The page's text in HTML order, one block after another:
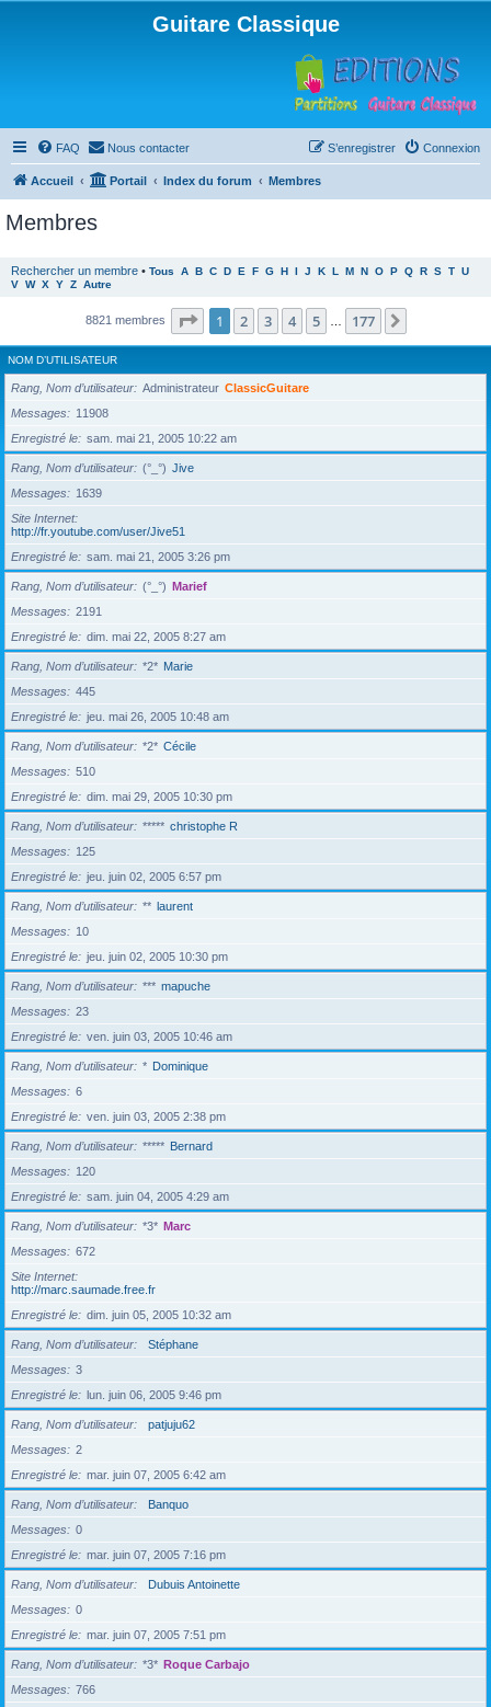
Guitare Classique
FAQ Nous contacter Connexion
S’enregistrer
Accueil Portail Index du forum Membres
Membres
Rechercher un membre • Tous A B C D E F G H I J K L M N O P Q R S T U
V W X Y Z Autre
8821 membres Page 1sur177
1 2 3 4 5 177
NOM D’UTILISATEUR
Rang, Nom d’utilisateur Administrateur ClassicGuitare
Messages
11908
Enregistré le
sam. mai 21, 2005 10:22 am
Rang, Nom d’utilisateur (°_°) Jive
Messages
1639
Site Internet
http://fr.youtube.com/user/Jive51
Enregistré le
sam. mai 21, 2005 3:26 pm
Rang, Nom d’utilisateur (°_°) Marief
Messages
2191
Enregistré le
dim. mai 22, 2005 8:27 am
Rang, Nom d’utilisateur *2* Marie
Messages
445
Enregistré le
jeu. mai 26, 2005 10:48 am
Rang, Nom d’utilisateur *2* Cécile
Messages
510
Enregistré le
dim. mai 29, 2005 10:30 pm
Rang, Nom d’utilisateur ***** christophe R
Messages
125
Enregistré le
jeu. juin 02, 2005 6:57 pm
Rang, Nom d’utilisateur ** laurent
Messages
10
Enregistré le
jeu. juin 02, 2005 10:30 pm
Rang, Nom d’utilisateur *** mapuche
Messages
23
Enregistré le
ven. juin 03, 2005 10:46 am
Rang, Nom d’utilisateur * Dominique
Messages
6
Enregistré le
ven. juin 03, 2005 2:38 pm
Rang, Nom d’utilisateur ***** Bernard
Messages
120
Enregistré le
sam. juin 04, 2005 4:29 am
Rang, Nom d’utilisateur *3* Marc
Messages
672
Site Internet
http://marc.saumade.free.fr
Enregistré le
dim. juin 05, 2005 10:32 am
Rang, Nom d’utilisateur
Stéphane
Messages
3
Enregistré le
lun. juin 06, 2005 9:46 pm
Rang, Nom d’utilisateur
patjuju62
Messages
2
Enregistré le
mar. juin 07, 2005 6:42 am
Rang, Nom d’utilisateur
Banquo
Messages
0
Enregistré le
mar. juin 07, 2005 7:16 pm
Rang, Nom d’utilisateur
Dubuis Antoinette
Messages
0
Enregistré le
mar. juin 07, 2005 7:51 pm
Rang, Nom d’utilisateur *3* Roque Carbajo
Messages
766